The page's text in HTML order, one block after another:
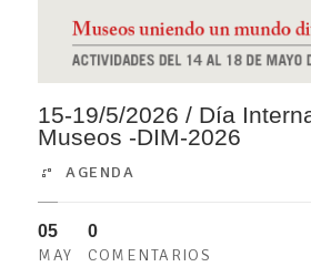
15-19/5/2026 / Día
Museos -DIM-2026
AGENDA
05
MAY
0
COMENTARIOS